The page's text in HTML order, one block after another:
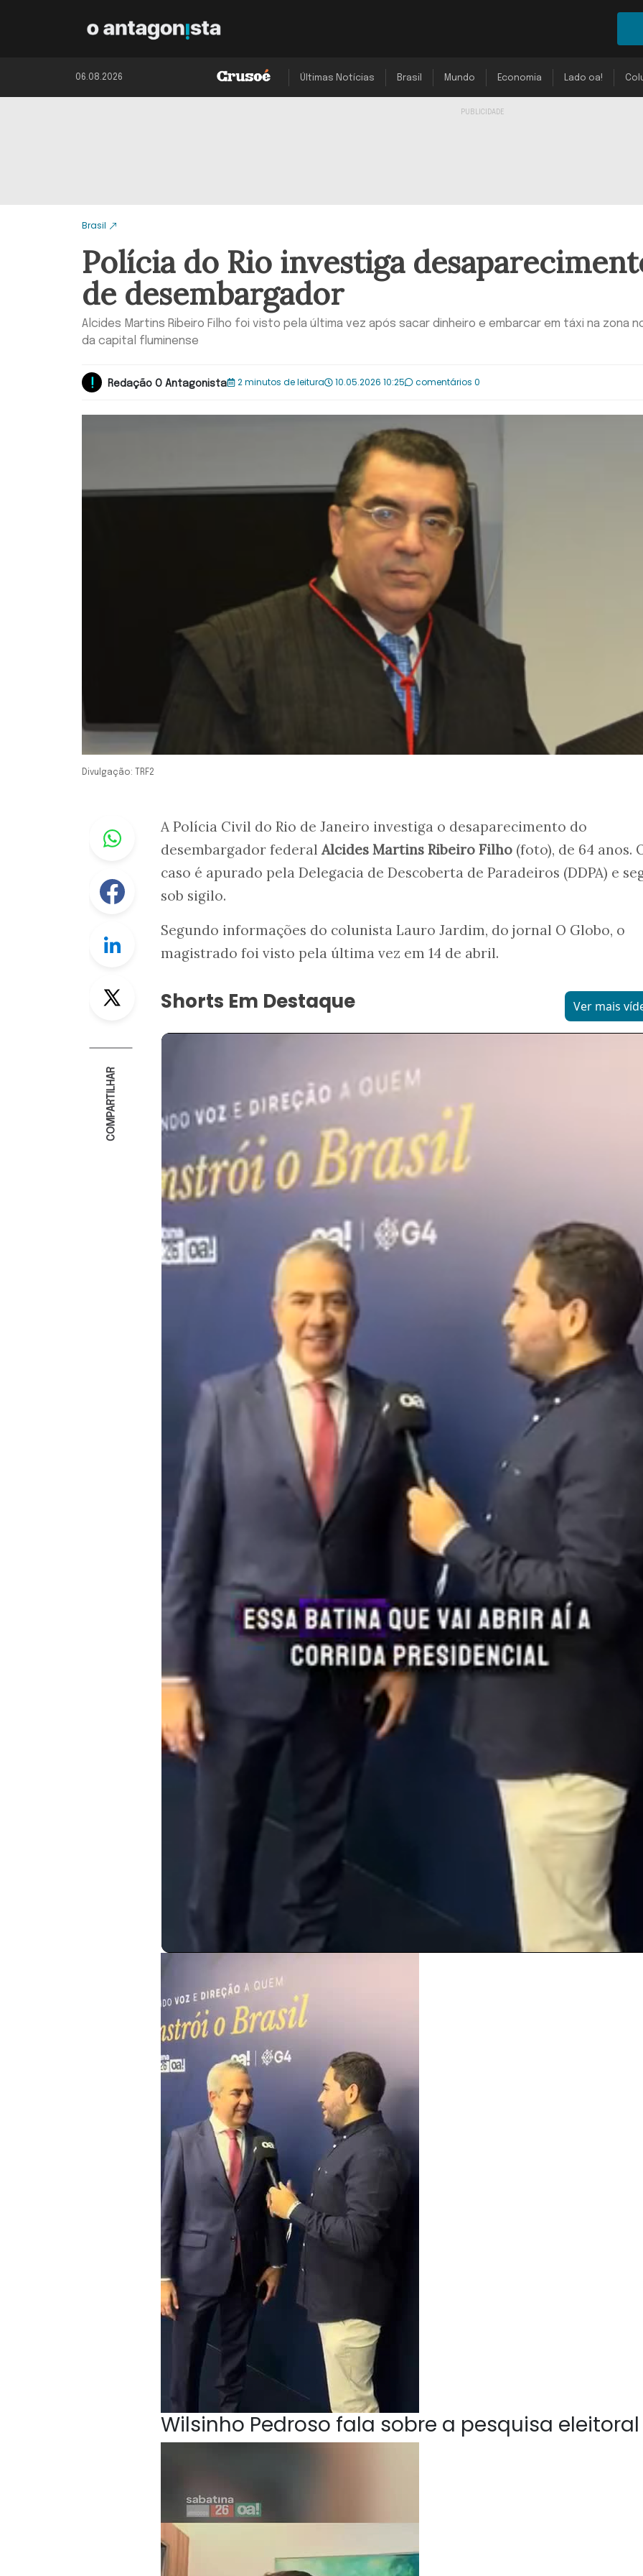
06.08.2026 Últimas Notícias Brasil Mundo Economia Lado oa!
Brasil
Polícia do Rio investiga
de desembargador
Alcides Martins Ribeiro Filho foi visto pela última vez após sacar dinheiro e embarcar em táxi na zona
da capital fluminense
Redação O Antagonista 2 minutos de leitura 10.05.2026 10:25 comentários 0
Divulgação: TRF2
Whastapp
Facebook
Linkedin
COMPARTILHAR
A Polícia Civil do Rio de Janeiro investiga o desaparecimento do
desembargador federal Alcides Martins Ribeiro Filho (foto), de 64 anos.
caso é apurado pela Delegacia de Descoberta de Paradeiros (DDPA) e
sob sigilo.
Segundo informações do colunista Lauro Jardim, do jornal O Globo, o
magistrado foi visto pela última vez em 14 de abril.
Shorts Em Destaque Ver mais
Wilsinho Pedroso fala sobre a pesquisa eleitoral